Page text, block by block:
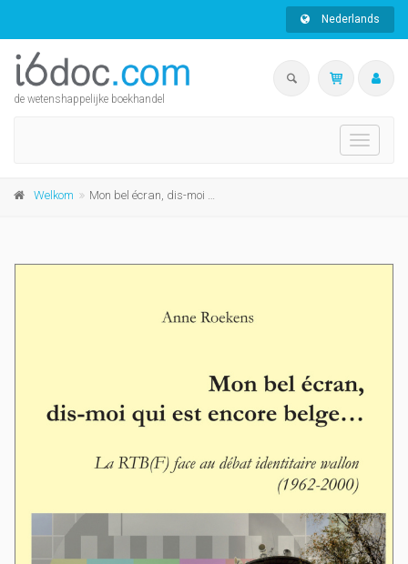
Nederlands
de wetenshappelijke boekhandel
Toggle
Welkom Mon bel écran, dis-moi qui est encore belge...